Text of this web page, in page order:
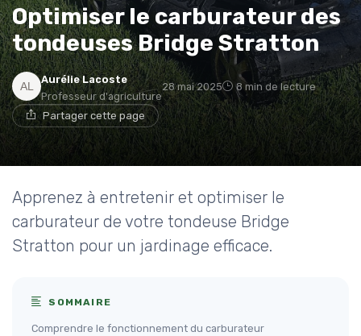
Optimiser le carburateur des
tondeuses Bridge Stratton
Aurélie Lacoste
Professeur d'agriculture
28 mai 2025 8 min de lecture
Partager cette page
Apprenez à entretenir et optimiser le
carburateur de votre tondeuse Bridge
Stratton pour un jardinage efficace.
SOMMAIRE
Comprendre le fonctionnement du carburateur